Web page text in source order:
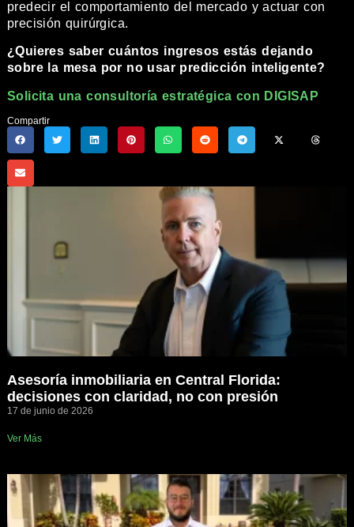
predecir el comportamiento del mercado y actuar con
precisión quirúrgica.
¿Quieres saber cuántos ingresos estás dejando
sobre la mesa por no usar predicción inteligente?
Solicita una consultoría estratégica con DIGISAP
Compartir
Asesoría inmobiliaria en Central Florida:
decisiones con claridad, no con presión
17 de junio de 2026
Ver Más